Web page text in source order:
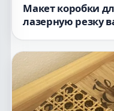
Макет коробки
лазерную резку